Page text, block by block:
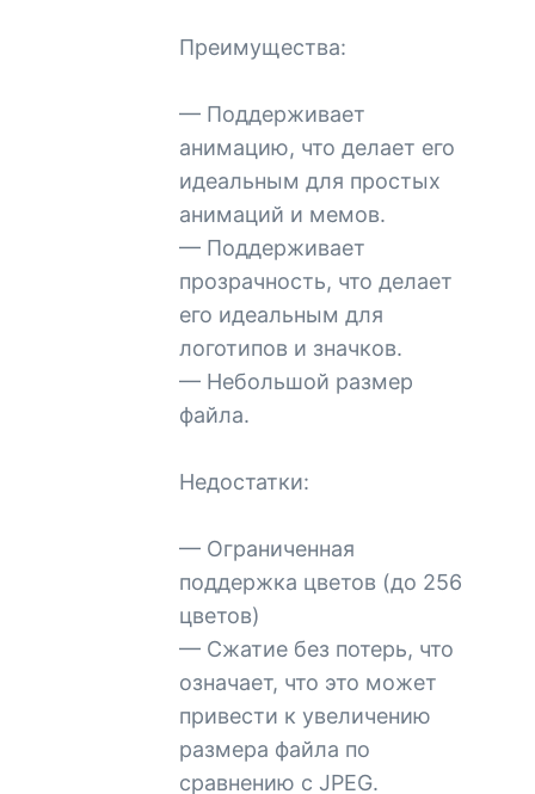
Преимущества:
— Поддерживает
анимацию, что делает его
идеальным для простых
анимаций и мемов.
— Поддерживает
прозрачность, что делает
его идеальным для
логотипов и значков.
— Небольшой размер
файла.
Недостатки:
— Ограниченная
поддержка цветов (до 256
цветов)
— Сжатие без потерь, что
означает, что это может
привести к увеличению
размера файла по
сравнению с JPEG.